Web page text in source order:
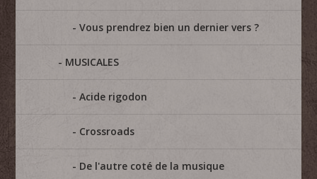
Vous prendrez bien un dernier vers ?
MUSICALES
Acide rigodon
Crossroads
De l'autre coté de la musique